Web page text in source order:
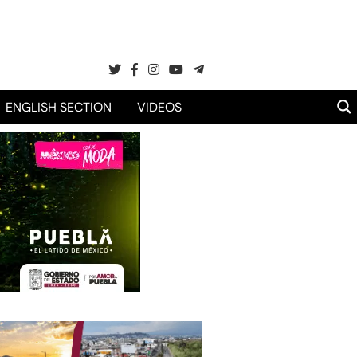
ENGLISH SECTION VIDEOS